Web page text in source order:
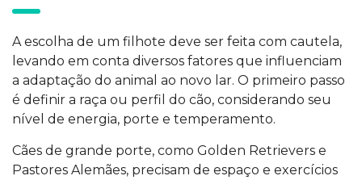
A escolha de um filhote deve ser feita com cautela,
levando em conta diversos fatores que influenciam
a adaptação do animal ao novo lar. O primeiro passo
é definir a raça ou perfil do cão, considerando seu
nível de energia, porte e temperamento.
Cães de grande porte, como Golden Retrievers e
Pastores Alemães, precisam de espaço e exercícios